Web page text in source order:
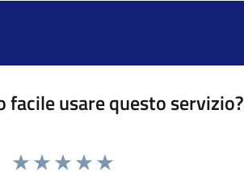
facile usare questo servizio?